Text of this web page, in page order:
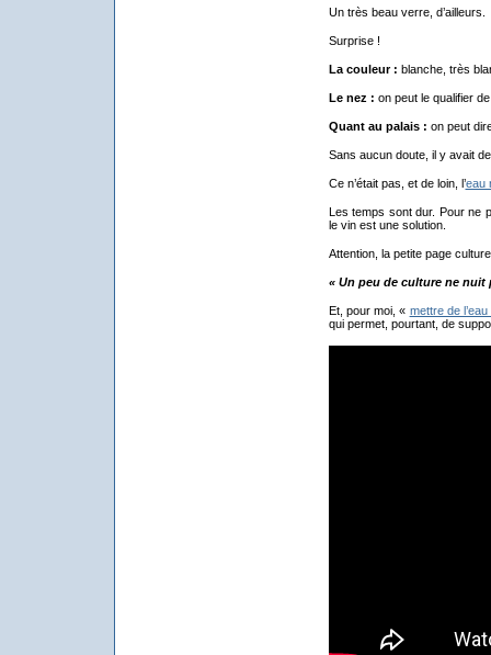
Un très beau verre, d’ailleurs.
Surprise !
La couleur : blanche, très
Le nez : on peut le qualifier
Quant au palais : on peut
Sans aucun doute, il y avait
Ce n’était pas, et de loin, l’eau
Les temps sont dur. Pour ne
le vin est une solution.
Attention, la petite page
« Un peu de culture ne nuit
Et, pour moi, « mettre de
qui permet, pourtant, de